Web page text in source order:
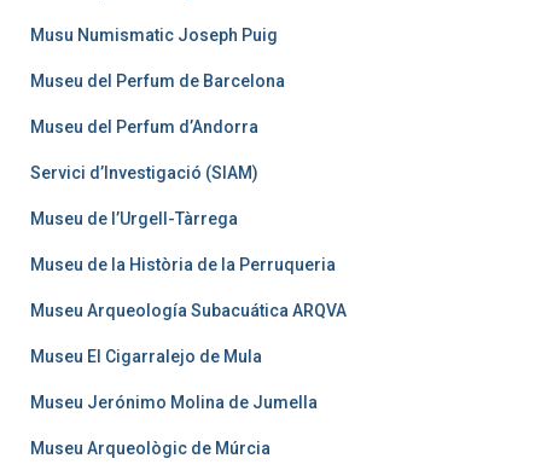
Musu Numismatic Joseph Puig
Museu del Perfum de Barcelona
Museu del Perfum d’Andorra
Servici d’Investigació (SIAM)
Museu de l’Urgell-Tàrrega
Museu de la Història de la Perruqueria
Museu Arqueología Subacuática ARQVA
Museu El Cigarralejo de Mula
Museu Jerónimo Molina de Jumella
Museu Arqueològic de Múrcia